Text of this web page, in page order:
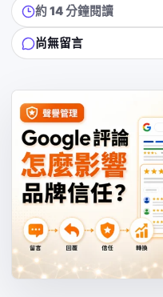
約 14 分鐘閱讀
尚無留言